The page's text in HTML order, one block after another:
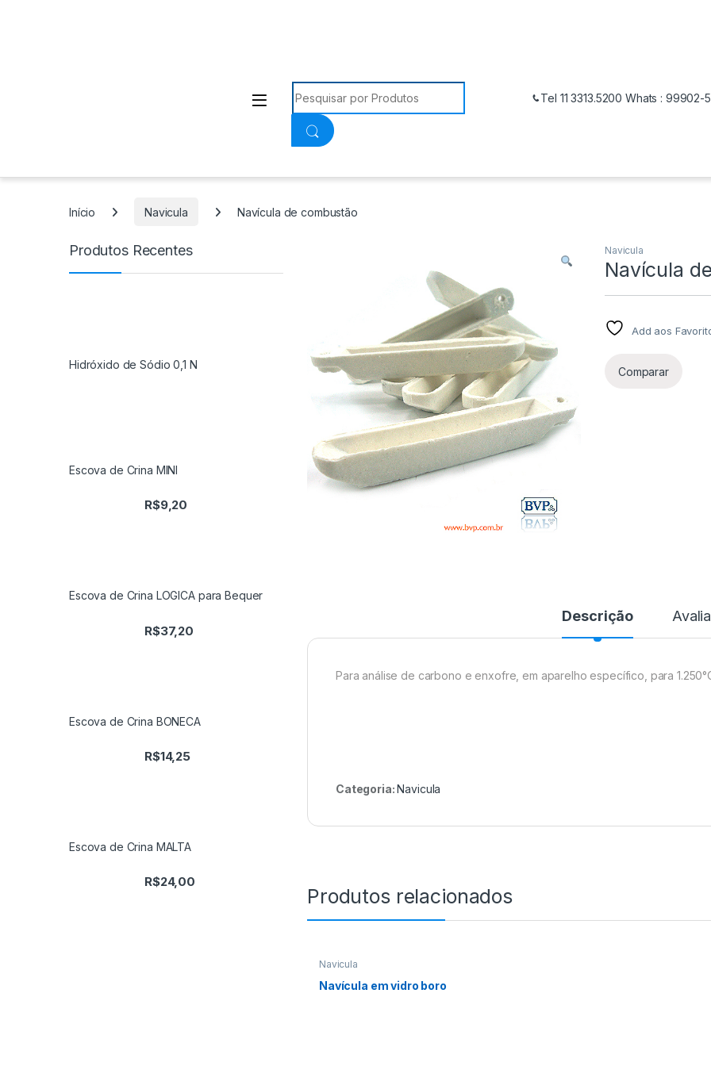
Procurar:
Tel 11 3313.5200 Whats : 99902-
Início Navicula Navícula de combustão
Navicula
Navícula
Add aos
Comparar
Descrição
Para análise de carbono e enxofre, em aparelho específico, para
Categoria:Navicula
Produtos relacionados
Navicula
Navícula em vidro boro
Produtos Recentes
Hidróxido de Sódio 0,1 N
Escova de Crina MINI
R$9,20
Escova de Crina LOGICA para Bequer
R$37,20
Escova de Crina BONECA
R$14,25
Escova de Crina MALTA
R$24,00